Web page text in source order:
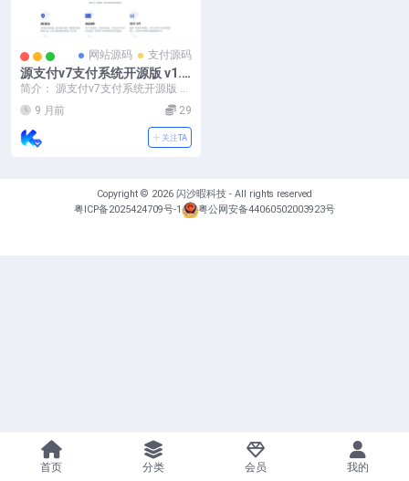
网站源码 支付源码
源支付v7支付系统开源版 v1.
8.9源码 附云端源码+挂机软件
简介： 源支付v7支付系统开源版 v
1.8.9源码 附云端源码+挂机软件 开
源无...9 月前 29
关注TA
Copyright © 2026 闪沙暇科技 - All rights reserved
粤ICP备2025424709号-1
粤公网安备44060502003923号
首页 分类 会员 我的